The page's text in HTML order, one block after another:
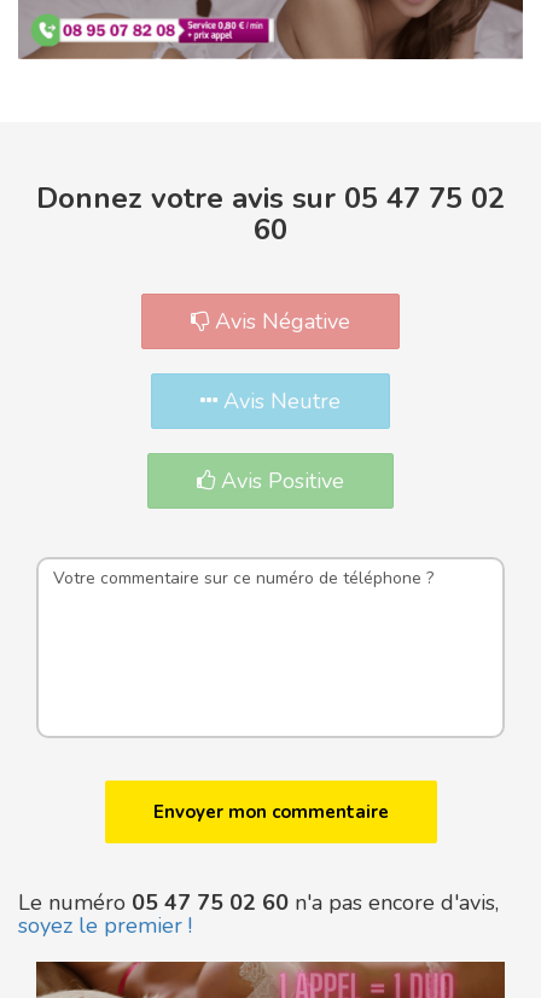
Donnez votre avis sur 05 47 75 02
60
Avis Négative
Avis Neutre
Avis Positive
Le numéro 05 47 75 02 60 n'a pas encore d'avis,
soyez le premier !